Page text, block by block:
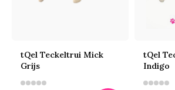
tQel Teckeltrui Mick
Grijs
tQel
Indigo